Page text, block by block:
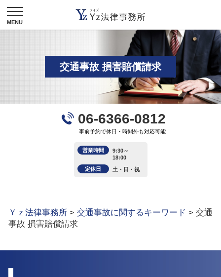
交通事故 損害賠償請求
06-6366-0812
事前予約で休日・時間外も対応可能
営業時間
9:30～
18:00
定休日
土・日・祝
Ｙｚ法律事務所 > 交通事故に関するキーワード > 交通
事故 損害賠償請求